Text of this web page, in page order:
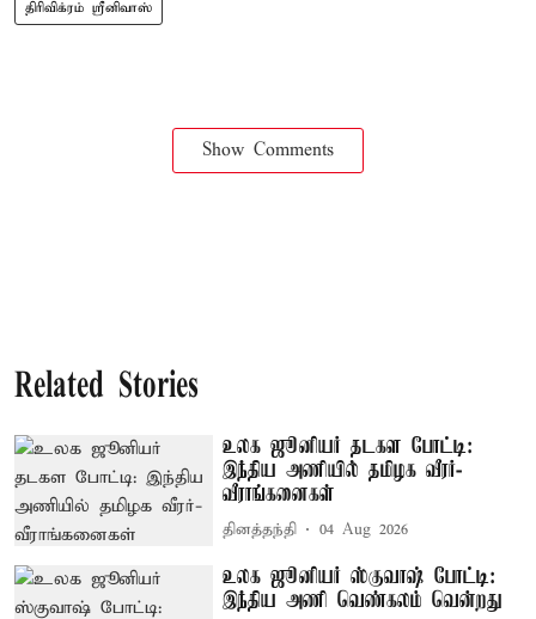
திரிவிக்ரம் ஸ்ரீனிவாஸ்
Show Comments
Related Stories
உலக ஜூனியர் தடகள போட்டி:
இந்திய அணியில் தமிழக வீரர்-
வீராங்கனைகள்
தினத்தந்தி 04 Aug 2026
உலக ஜூனியர் ஸ்குவாஷ் போட்டி:
இந்திய அணி வெண்கலம் வென்றது